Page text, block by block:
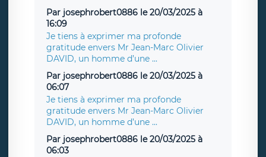
Par josephrobert0886 le 20/03/2025 à
16:09
Je tiens à exprimer ma profonde
gratitude envers Mr Jean-Marc Olivier
DAVID, un homme d’une ...
Par josephrobert0886 le 20/03/2025 à
06:07
Je tiens à exprimer ma profonde
gratitude envers Mr Jean-Marc Olivier
DAVID, un homme d’une ...
Par josephrobert0886 le 20/03/2025 à
06:03